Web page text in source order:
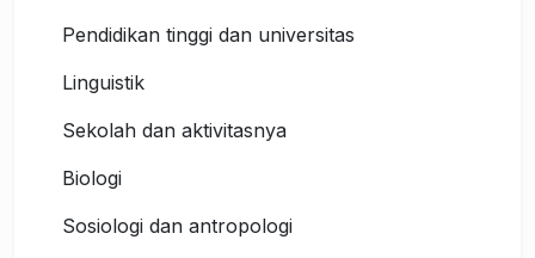
Pendidikan tinggi dan universitas
Linguistik
Sekolah dan aktivitasnya
Biologi
Sosiologi dan antropologi